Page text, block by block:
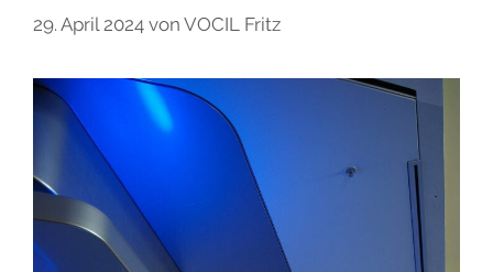
29. April 2024 von VOCIL Fritz